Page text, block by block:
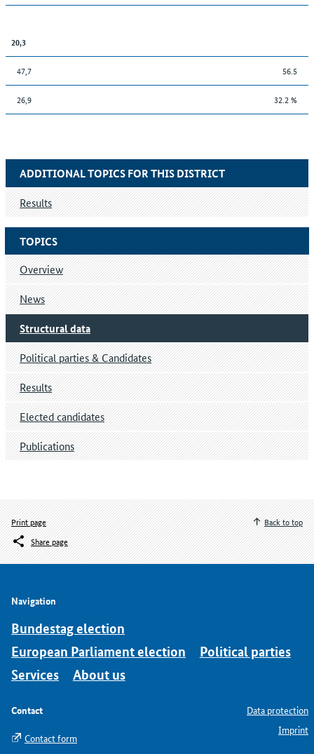
20,3
47,7 56.5
26,9 32.2 %
TOPICS
Overview
News
Structural data
Political parties & Candidates
Results
Elected candidates
Publications
ADDITIONAL TOPICS FOR THIS DISTRICT
Results
Print page
Share page
Back to top
Navigation
Bundestag election
European Parliament election
Political parties
Services
About us
Contact
Contact form
Data protection
Imprint